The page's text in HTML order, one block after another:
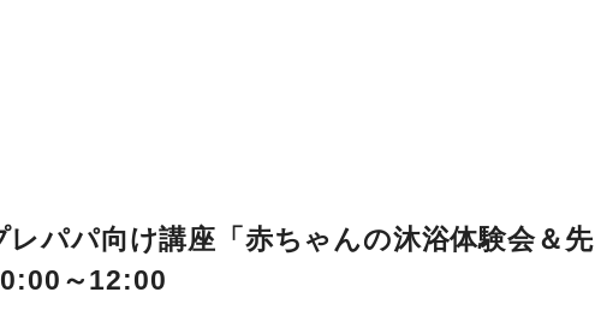
レパパ向け講座「赤ちゃんの沐浴体験会＆先
～12:00